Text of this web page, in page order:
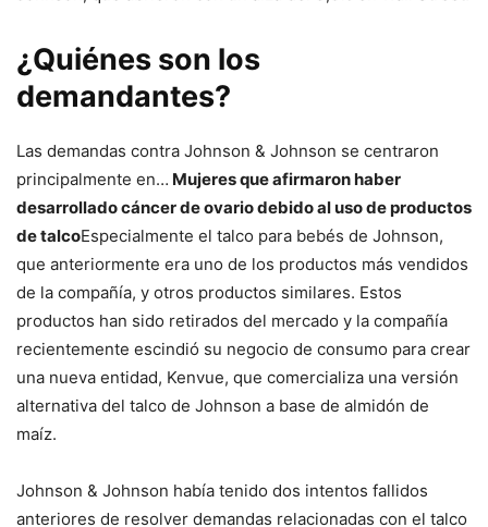
¿Quiénes son los
demandantes?
Las demandas contra Johnson & Johnson se centraron
principalmente en… Mujeres que afirmaron haber
desarrollado cáncer de ovario debido al uso de productos
de talcoEspecialmente el talco para bebés de Johnson,
que anteriormente era uno de los productos más vendidos
de la compañía, y otros productos similares. Estos
productos han sido retirados del mercado y la compañía
recientemente escindió su negocio de consumo para crear
una nueva entidad, Kenvue, que comercializa una versión
alternativa del talco de Johnson a base de almidón de
maíz.
Johnson & Johnson había tenido dos intentos fallidos
anteriores de resolver demandas relacionadas con el talco